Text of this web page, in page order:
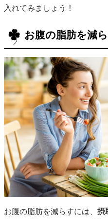
入れてみましょう！
お腹の脂肪を減
お腹の脂肪を減らすには、 摂